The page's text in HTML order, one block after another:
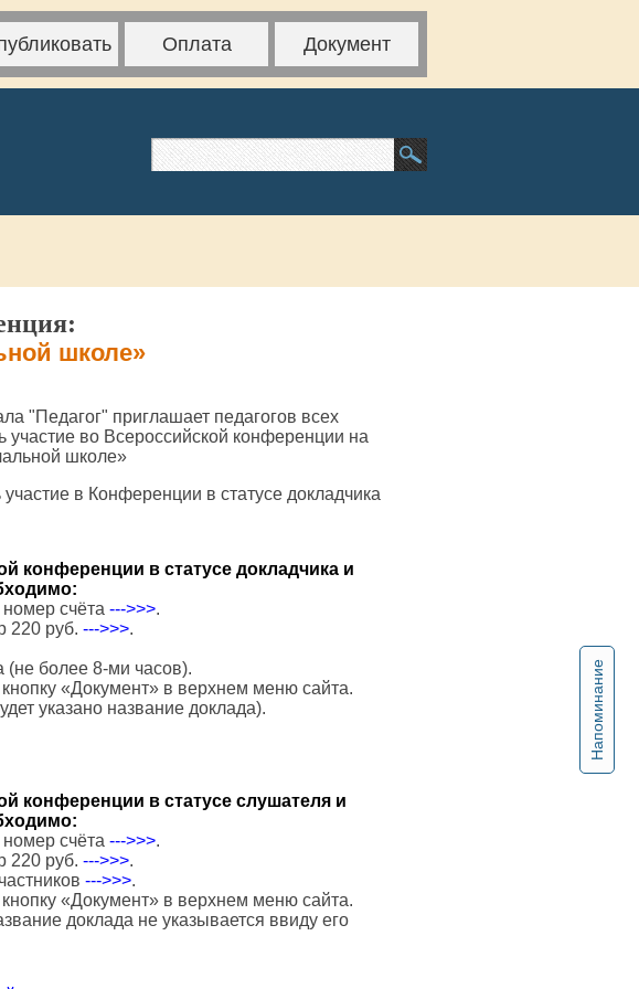
Оплата Документ
Напоминание
школе»
"Педагог" приглашает педагогов всех
участие во Всероссийской конференции на
школе»
в Конференции в статусе докладчика
конференции в статусе докладчика и
счёта --->>>.
220 руб. --->>>.
(не более 8-ми часов).
«Документ» в верхнем меню сайта.
указано название доклада).
конференции в статусе слушателя и
счёта --->>>.
220 руб. --->>>.
--->>>.
«Документ» в верхнем меню сайта.
доклада не указывается ввиду его